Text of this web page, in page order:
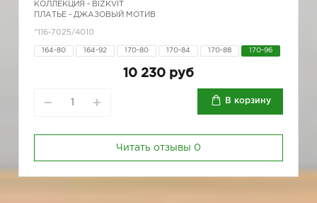
КОЛЛЕКЦИЯ - BIZKVIT
ПЛАТЬЕ - ДЖАЗОВЫЙ МОТИВ
*116-7025/4010
164-80 164-92 170-80 170-84 170-88 170-96
10 230 руб
В корзину
Читать отзывы 0